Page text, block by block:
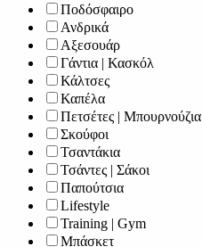
Ποδόσφαιρο
Ανδρικά
Αξεσουάρ
Γάντια | Κασκόλ
Κάλτσες
Καπέλα
Πετσέτες | Μπουρνούζια
Σκούφοι
Τσαντάκια
Τσάντες | Σάκοι
Παπούτσια
Lifestyle
Training | Gym
Μπάσκετ